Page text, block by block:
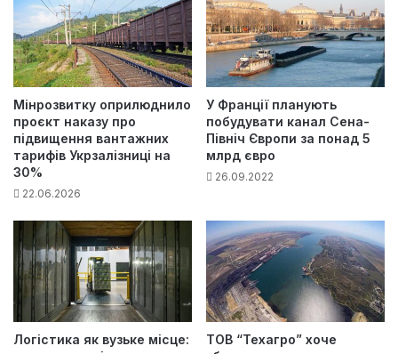
Мінрозвитку оприлюднило
проєкт наказу про
підвищення вантажних
тарифів Укрзалізниці на
30%
22.06.2026
У Франції планують
побудувати канал Сена-
Північ Європи за понад 5
млрд євро
26.09.2022
Логістика як вузьке місце:
ТОВ “Техагро” хоче